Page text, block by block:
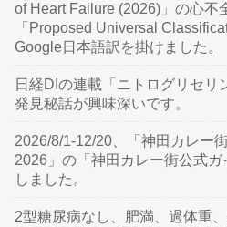
of Heart Failure (2026)」の心不
「Proposed Universal
Google日本語訳を掛けました。
日経DIの連載「ニトログリセリ
発見秘話が興味深いです。
2026/8/1-12/20、「神田カレー
2026」の「神田カレー街公式
しました。
2型糖尿病なし、肥満、過体重